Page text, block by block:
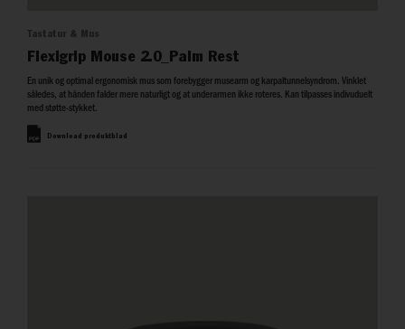
Tastatur & Mus
Flexigrip Mouse 2.0_Palm Rest
En unik og optimal ergonomisk mus som forebygger musearm og karpaltunnelsyndrom. Vinklet
således, at hånden falder mere naturligt og at underarmen ikke roteres. Kan tilpasses indivuduelt
med støtte-stykket.
Download produktblad